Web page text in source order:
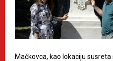
Mačkovca, kao lokaciju